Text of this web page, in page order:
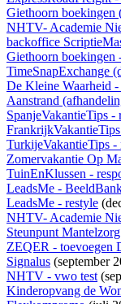
Giethoorn boekingen
NHTV- Academie
backoffice
Giethoorn boekingen
TimeSnapExchange
De Kleine Waarheid -
Aanstrand
SpanjeVakantieTips -
TurkijeVakantieTips -
Zomervakantie Op
TuinEnKlussen -
LeadsMe -
LeadsMe - restyle
NHTV- Academie
Steunpunt
ZEQER - toevoegen
Signalus (september
NHTV - vwo test
Kinderopvang de